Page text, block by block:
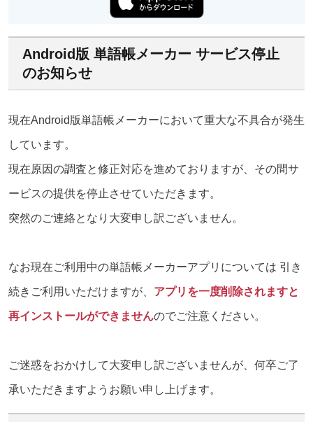
Android版 単語帳メーカー サービス停止
のお知らせ
現在Android版単語帳メーカーにおいて重大な不具合が発生
しています。
現在原因の調査と修正対応を進めておりますが、その間サ
ービスの提供を停止させていただきます。
突然のご連絡となり大変申し訳ございません。
なお現在ご利用中の単語帳メーカーアプリについては 引き
続きご利用いただけますが、 アプリを一度削除されますと
再インストールができませんのでご注意ください。
ご迷惑をおかけして大変申し訳ございませんが、何卒ご了
承いただきますようお願い申し上げます。